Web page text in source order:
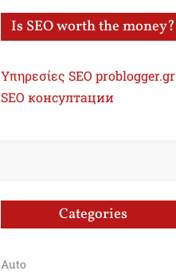
Is SEO worth the money?
Υπηρεσίες SEO problogger.gr
SEO консултации
Categories
Auto